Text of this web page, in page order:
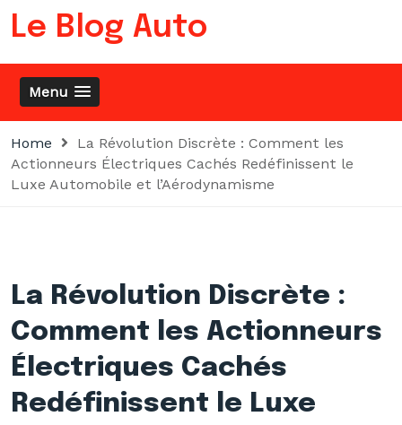
Skip
Le Blog Auto
Menu
Home
La Révolution Discrète : Comment les
Actionneurs Électriques Cachés Redéfinissent le
Luxe Automobile et l’Aérodynamisme
La Révolution Discrète :
Comment les Actionneurs
Électriques Cachés
Redéfinissent le Luxe